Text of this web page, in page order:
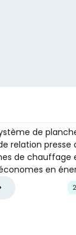
de
relation
de chauffage
en